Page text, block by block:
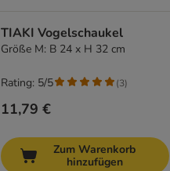
TIAKI Vogelschaukel
Größe M: B 24 x H 32 cm
11,79 €
Rating: 5/5 (3)
Zum Warenkorb
hinzufügen